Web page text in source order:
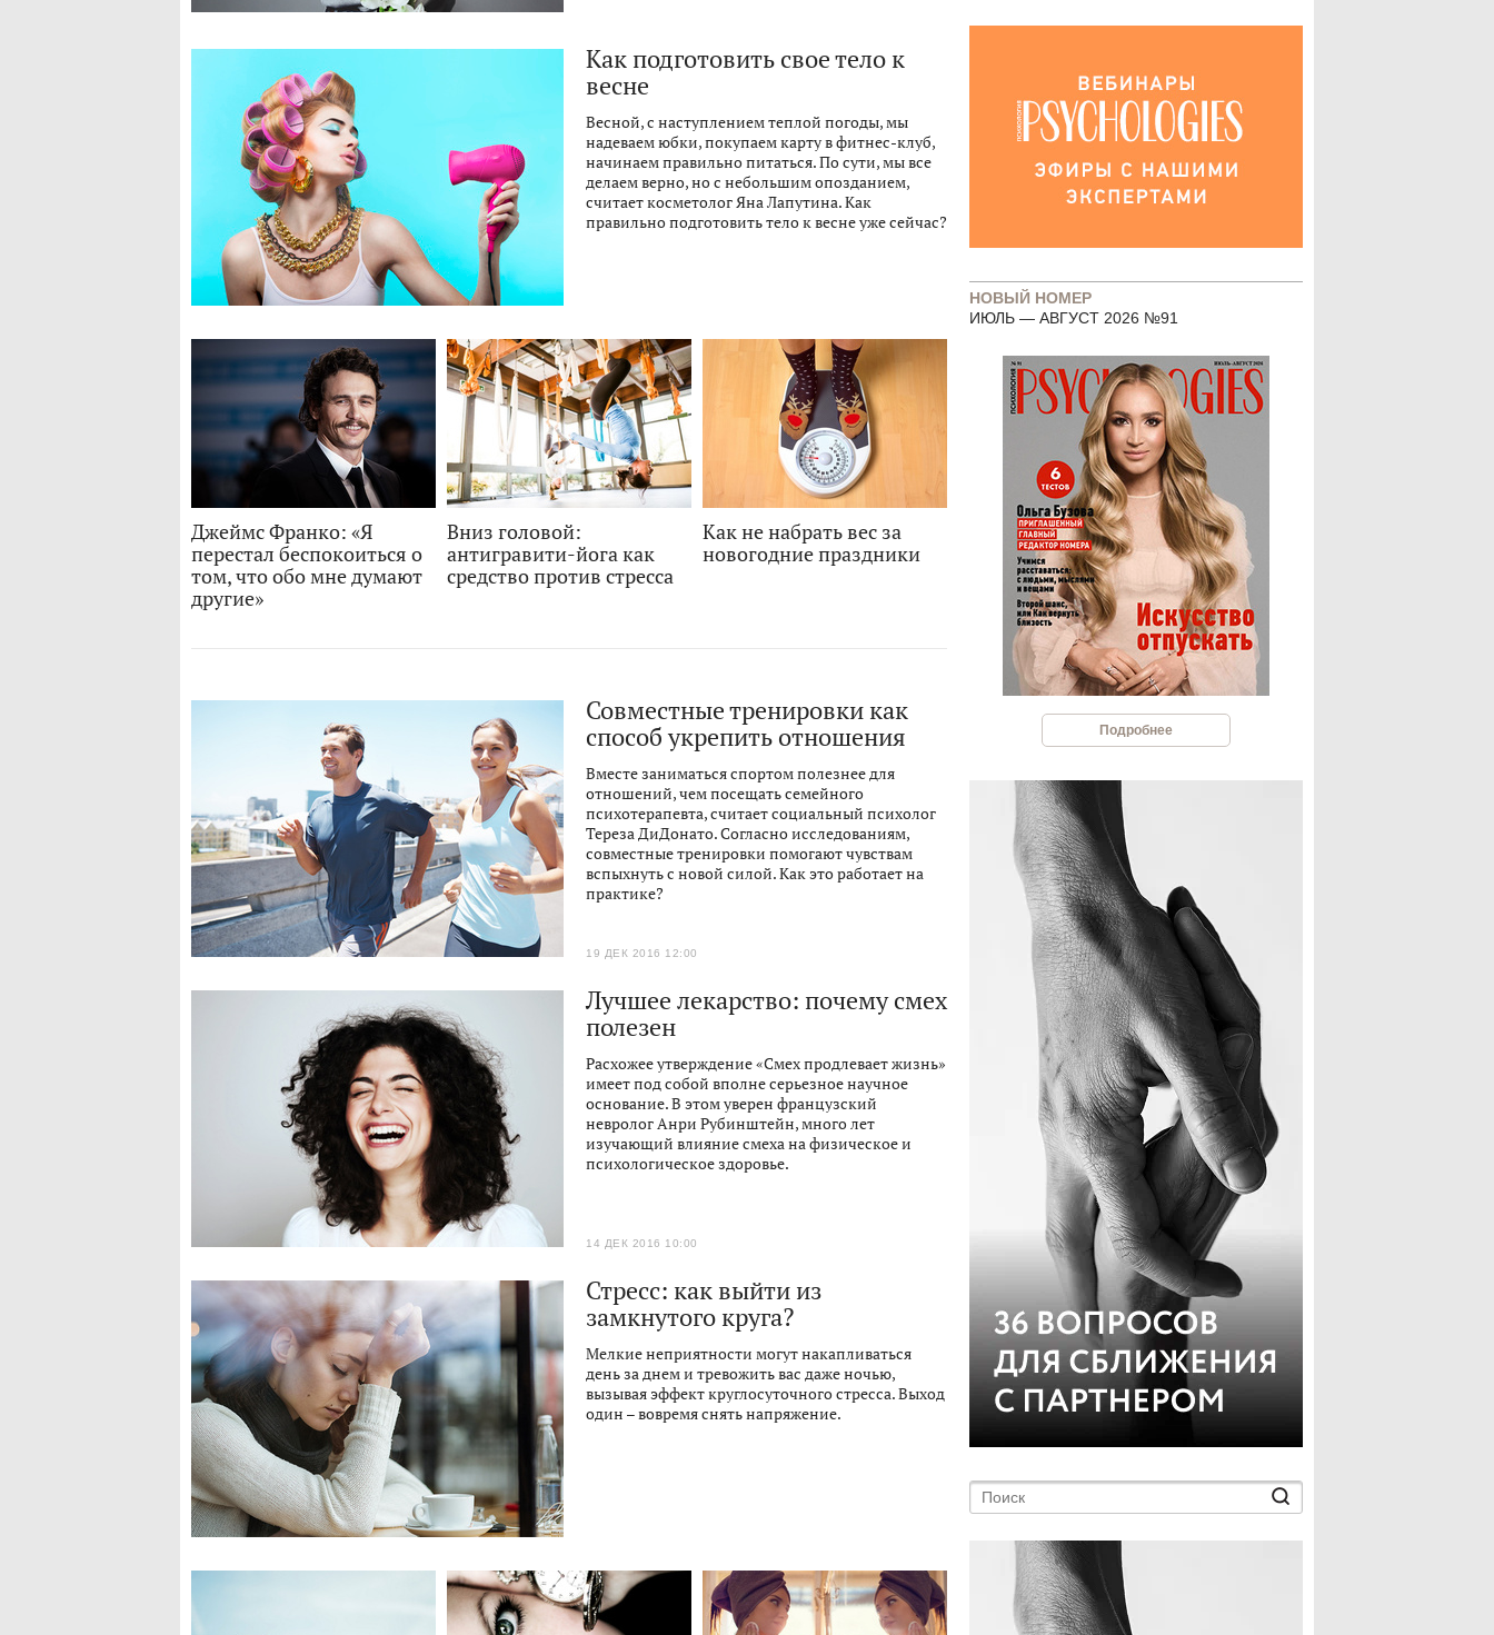
Как подготовить свое тело к
весне
Весной, с наступлением теплой погоды, мы
надеваем юбки, покупаем карту в фитнес-клуб,
начинаем правильно питаться. По сути, мы все
делаем верно, но с небольшим опозданием,
считает косметолог Яна Лапутина. Как
правильно подготовить тело к весне уже сейчас?
Джеймс Франко: «Я
перестал беспокоиться о
том, что обо мне думают
другие»
Вниз головой:
антигравити-йога как
средство против стресса
Как не набрать вес за
новогодние праздники
Совместные тренировки как
способ укрепить отношения
Вместе заниматься спортом полезнее для
отношений, чем посещать семейного
психотерапевта, считает социальный психолог
Тереза ДиДонато. Согласно исследованиям,
совместные тренировки помогают чувствам
вспыхнуть с новой силой. Как это работает на
практике?
19 ДЕК 2016 12:00
Лучшее лекарство: почему смех
полезен
Расхожее утверждение «Смех продлевает жизнь»
имеет под собой вполне серьезное научное
основание. В этом уверен французский
невролог Анри Рубинштейн, много лет
изучающий влияние смеха на физическое и
психологическое здоровье.
14 ДЕК 2016 10:00
Стресс: как выйти из
замкнутого круга?
Мелкие неприятности могут накапливаться
день за днем и тревожить вас даже ночью,
вызывая эффект круглосуточного стресса. Выход
один – вовремя снять напряжение.
НОВЫЙ НОМЕР
ИЮЛЬ — АВГУСТ 2026 №91
Подробнее